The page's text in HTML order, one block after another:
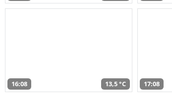
16:08 13,5 °C 17:08